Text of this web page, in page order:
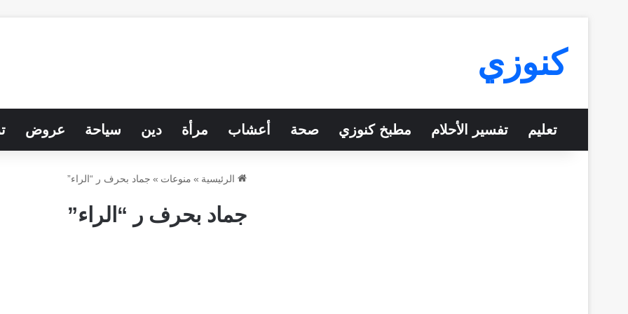
كنوزي
تعليم تفسير الأحلام مطبخ كنوزي صحة أعشاب مرأة دين سياحة عروض
الرئيسية » منوعات » جماد بحرف ر “الراء”
جماد بحرف ر “الراء”